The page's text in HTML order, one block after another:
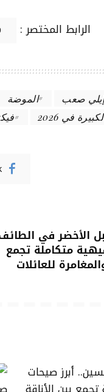
الرابط المختصر :
صعب الموضة
في 2026
الأخضر في
متكاملة تجمع
للعائلات